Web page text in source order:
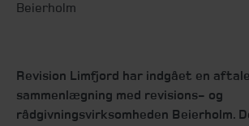
Beierholm
Revision Limfjord har indgået en
sammenlægning med revisions- og
rådgivningsvirksomheden Beierholm.